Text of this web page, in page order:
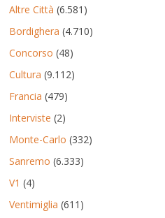
Altre Città (6.581)
Bordighera (4.710)
Concorso (48)
Cultura (9.112)
Francia (479)
Interviste (2)
Monte-Carlo (332)
Sanremo (6.333)
V1 (4)
Ventimiglia (611)